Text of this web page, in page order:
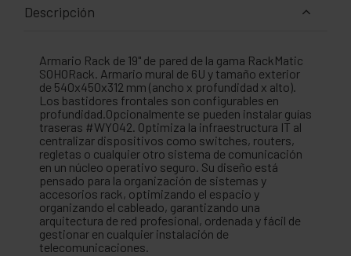
Descripción
Armario Rack de 19" de pared de la gama RackMatic
SOHORack. Armario mural de 6U y tamaño exterior
de 540x450x312 mm (ancho x profundidad x alto).
Los bastidores frontales son configurables en
profundidad.Opcionalmente se pueden instalar guías
traseras #WY042. Optimiza la infraestructura IT al
centralizar dispositivos como switches, routers,
regletas o cualquier otro sistema de comunicación
en un núcleo operativo seguro. Su diseño está
pensado para la organización de sistemas y
accesorios rack, optimizando el espacio y
organizando el cableado, garantizando una
arquitectura de red profesional, ordenada y fácil de
gestionar en cualquier instalación de
telecomunicaciones.